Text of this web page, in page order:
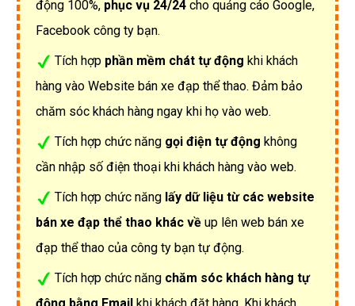
động 100%, phục vụ 24/24 cho quảng cáo Google,
Facebook công ty bạn.
Tích hợp phần mềm chát tự động khi khách
hàng vào Website bán xe đạp thể thao. Đảm bảo
chăm sóc khách hàng ngay khi họ vào web.
Tích hợp chức năng gọi điện tự động không
cần nhập số điện thoại khi khách hàng vào web.
Tích hợp chức năng lấy dữ liệu từ các website
bán xe đạp thể thao khác về up lên web bán xe
đạp thể thao của công ty bạn tự động.
Tích hợp chức năng chăm sóc khách hàng tự